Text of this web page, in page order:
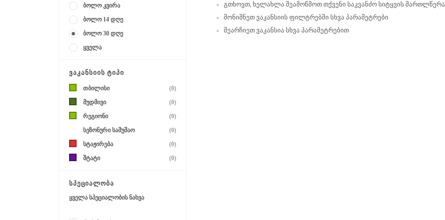
ბოლო კვირა
ბოლო 14 დღე
ბოლო 30 დღე
ყველა
ᲕᲐᲙᲐᲜᲡᲘᲘᲡ ᲢᲘᲞᲘ
თბილისი
(0)
მუდმივი
(0)
რეგიონი
(0)
სეზონური სამუშაო
(0)
სტაჟირება
(0)
შტატი
(0)
ᲡᲞᲔᲪᲘᲐᲚᲝᲑᲐ
ყველა სპეციალობის ნახვა
გთხოვთ, ხელახლა შეამოწმოთ თქვენი საკვანძო სიტყვის მართლწერა
მონიშნეთ ვაკანსიის ფილტრებში სხვა პარამეტრები
შეარჩიეთ ვაკანსია სხვა პარამეტრებით